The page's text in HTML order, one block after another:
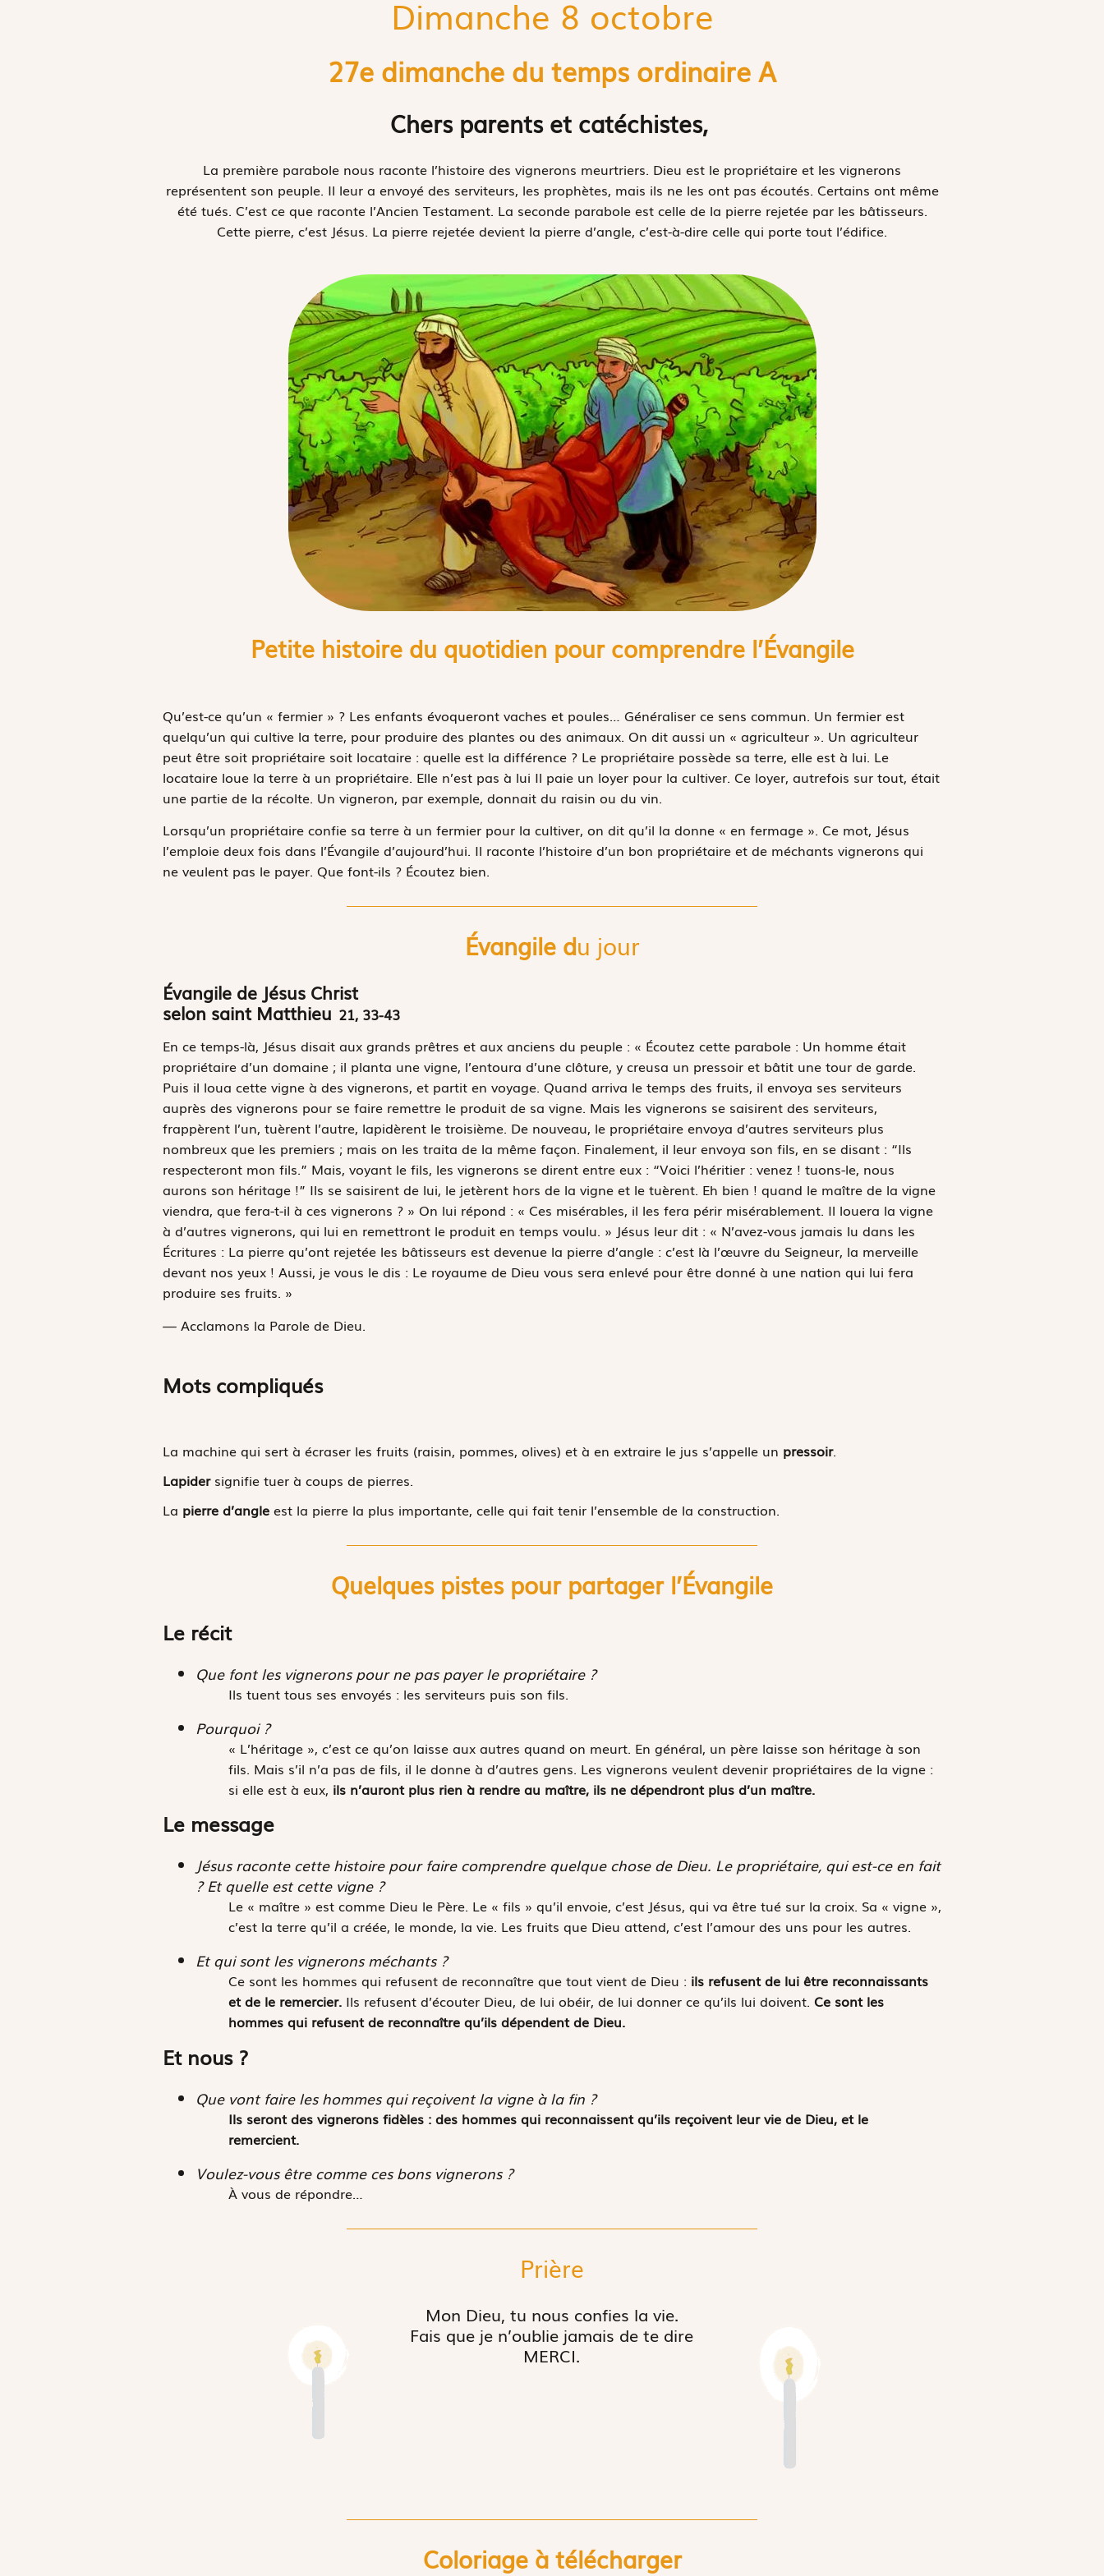
Dimanche 8 octobre
27e dimanche du temps ordinaire A
Chers parents et catéchistes,
La première parabole nous raconte l’histoire des vignerons meurtriers. Dieu est le propriétaire et les vignerons
représentent son peuple. Il leur a envoyé des serviteurs, les prophètes, mais ils ne les ont pas écoutés. Certains ont même
été tués. C’est ce que raconte l’Ancien Testament. La seconde parabole est celle de la pierre rejetée par les bâtisseurs.
Cette pierre, c’est Jésus. La pierre rejetée devient la pierre d’angle, c’est-à-dire celle qui porte tout l’édifice.
Petite histoire du quotidien pour comprendre l’Évangile
Qu’est-ce qu’un « fermier » ? Les enfants évoqueront vaches et poules… Généraliser ce sens commun. Un fermier est
quelqu’un qui cultive la terre, pour produire des plantes ou des animaux. On dit aussi un « agriculteur ». Un agriculteur
peut être soit propriétaire soit locataire : quelle est la différence ? Le propriétaire possède sa terre, elle est à lui. Le
locataire loue la terre à un propriétaire. Elle n’est pas à lui Il paie un loyer pour la cultiver. Ce loyer, autrefois sur tout, était
une partie de la récolte. Un vigneron, par exemple, donnait du raisin ou du vin.
Lorsqu’un propriétaire confie sa terre à un fermier pour la cultiver, on dit qu’il la donne « en fermage ». Ce mot, Jésus
l’emploie deux fois dans l’Évangile d’aujourd’hui. Il raconte l’histoire d’un bon propriétaire et de méchants vignerons qui
ne veulent pas le payer. Que font-ils ? Écoutez bien.
Évangile du jour
Évangile de Jésus Christ
selon saint Matthieu 21, 33-43
En ce temps-là, Jésus disait aux grands prêtres et aux anciens du peuple : « Écoutez cette parabole : Un homme était
propriétaire d’un domaine ; il planta une vigne, l’entoura d’une clôture, y creusa un pressoir et bâtit une tour de garde.
Puis il loua cette vigne à des vignerons, et partit en voyage. Quand arriva le temps des fruits, il envoya ses serviteurs
auprès des vignerons pour se faire remettre le produit de sa vigne. Mais les vignerons se saisirent des serviteurs,
frappèrent l’un, tuèrent l’autre, lapidèrent le troisième. De nouveau, le propriétaire envoya d’autres serviteurs plus
nombreux que les premiers ; mais on les traita de la même façon. Finalement, il leur envoya son fils, en se disant : “Ils
respecteront mon fils.” Mais, voyant le fils, les vignerons se dirent entre eux : “Voici l’héritier : venez ! tuons-le, nous
aurons son héritage !” Ils se saisirent de lui, le jetèrent hors de la vigne et le tuèrent. Eh bien ! quand le maître de la vigne
viendra, que fera-t-il à ces vignerons ? » On lui répond : « Ces misérables, il les fera périr misérablement. Il louera la vigne
à d’autres vignerons, qui lui en remettront le produit en temps voulu. » Jésus leur dit : « N’avez-vous jamais lu dans les
Écritures : La pierre qu’ont rejetée les bâtisseurs est devenue la pierre d’angle : c’est là l’œuvre du Seigneur, la merveille
devant nos yeux ! Aussi, je vous le dis : Le royaume de Dieu vous sera enlevé pour être donné à une nation qui lui fera
produire ses fruits. »
— Acclamons la Parole de Dieu.
Mots compliqués
La machine qui sert à écraser les fruits (raisin, pommes, olives) et à en extraire le jus s’appelle un pressoir.
Lapider signifie tuer à coups de pierres.
La pierre d’angle est la pierre la plus importante, celle qui fait tenir l’ensemble de la construction.
Quelques pistes pour partager l’Évangile
Le récit
Que font les vignerons pour ne pas payer le propriétaire ?
Ils tuent tous ses envoyés : les serviteurs puis son fils.
Pourquoi ?
« L’héritage », c’est ce qu’on laisse aux autres quand on meurt. En général, un père laisse son héritage à son
fils. Mais s’il n’a pas de fils, il le donne à d’autres gens. Les vignerons veulent devenir propriétaires de la vigne :
si elle est à eux, ils n’auront plus rien à rendre au maître, ils ne dépendront plus d’un maître.
Le message
Jésus raconte cette histoire pour faire comprendre quelque chose de Dieu. Le propriétaire, qui est-ce en fait
? Et quelle est cette vigne ?
Le « maître » est comme Dieu le Père. Le « fils » qu’il envoie, c’est Jésus, qui va être tué sur la croix. Sa « vigne »,
c’est la terre qu’il a créée, le monde, la vie. Les fruits que Dieu attend, c’est l’amour des uns pour les autres.
Et qui sont les vignerons méchants ?
Ce sont les hommes qui refusent de reconnaître que tout vient de Dieu : ils refusent de lui être reconnaissants
et de le remercier. Ils refusent d’écouter Dieu, de lui obéir, de lui donner ce qu’ils lui doivent. Ce sont les
hommes qui refusent de reconnaître qu’ils dépendent de Dieu.
Et nous ?
Que vont faire les hommes qui reçoivent la vigne à la fin ?
Ils seront des vignerons fidèles : des hommes qui reconnaissent qu’ils reçoivent leur vie de Dieu, et le
remercient.
Voulez-vous être comme ces bons vignerons ?
À vous de répondre…
Prière
Mon Dieu, tu nous confies la vie.
Fais que je n’oublie jamais de te dire
MERCI.
Coloriage à télécharger